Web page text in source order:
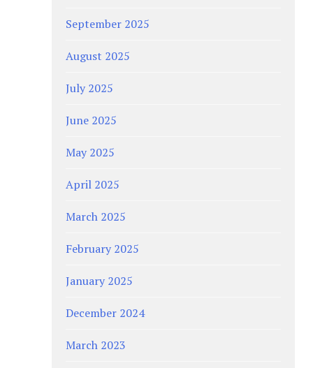
September 2025
August 2025
July 2025
June 2025
May 2025
April 2025
March 2025
February 2025
January 2025
December 2024
March 2023